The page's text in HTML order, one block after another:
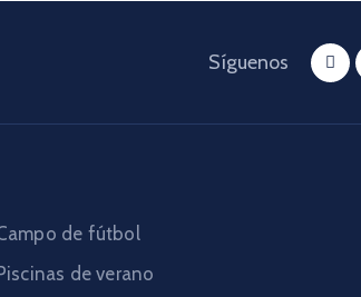
Síguenos
de fútbol
de verano